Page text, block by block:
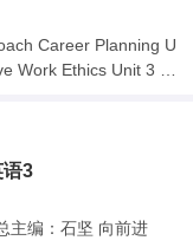
Career Planning U
Work Ethics Unit 3 Ho
To Introduce a Co
Promote Products an
To Establish Busines
To Organize a Meeti
语3
主编：石坚 向前进